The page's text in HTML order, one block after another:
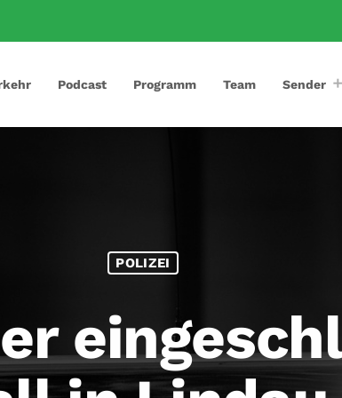
Podcast Programm Team Sender
POLIZEI